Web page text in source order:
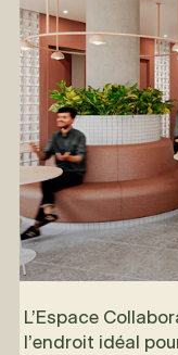
L’Espace
l’endroit idéal